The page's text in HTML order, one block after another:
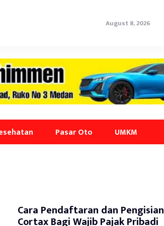
August 8, 2026
Pasar Oto UMKM
Cara Pendaftaran dan Pengisian
Cortax Bagi Wajib Pajak Pribadi